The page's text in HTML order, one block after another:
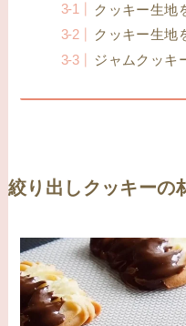
クッキー生地
クッキー生地
ジャムクッキ
絞り出しクッキーの